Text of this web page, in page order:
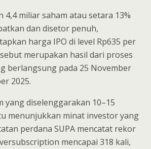
4,4 miliar saham atau setara 13%
dan disetor penuh,
harga IPO di level Rp635 per
merupakan hasil dari proses
berlangsung pada 25 November
2025.
yang diselenggarakan 10–15
menunjukkan minat investor yang
perdana SUPA mencatat rekor
mencapai 318 kali,